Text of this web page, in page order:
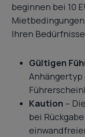
beginnen bei 10
Ihren
Gültigen
Kaution –
bei